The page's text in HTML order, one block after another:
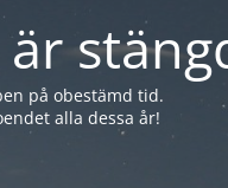
på obestämd tid.
alla dessa år!